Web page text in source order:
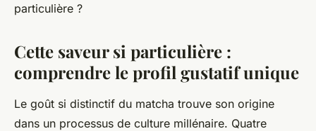
particulière ?
Cette saveur si particulière :
comprendre le profil gustatif unique
Le goût si distinctif du matcha trouve son origine
dans un processus de culture millénaire. Quatre